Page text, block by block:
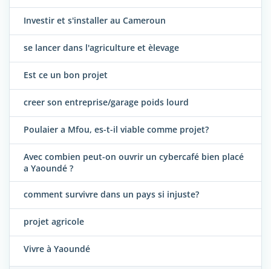
Investir et s'installer au Cameroun
se lancer dans l'agriculture et èlevage
Est ce un bon projet
creer son entreprise/garage poids lourd
Poulaier a Mfou, es-t-il viable comme projet?
Avec combien peut-on ouvrir un cybercafé bien placé
a Yaoundé ?
comment survivre dans un pays si injuste?
projet agricole
Vivre à Yaoundé